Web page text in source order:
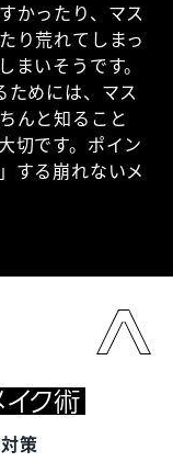
かったり、マス
り荒れてしまっ
いそうです。
ためには、マス
んと知ること
切です。ポイン
する崩れないメ
策